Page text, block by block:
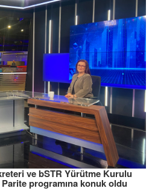
ve bSTR Yürütme Kurulu
programına konuk oldu